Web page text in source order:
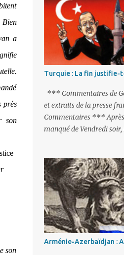
Bien
a
près
son
son
Turquie : La fin justifie-
*** Commentaires de
et extraits de la presse
Commentaires *** Après
manqué de Vendredi
monde condamne le
une partie de l’armée et
les putschistes soient
blesse, c’est sur les
président Erdoğan, et
réalisation du putsch lui-
Arménie-Azerbaïdjan :